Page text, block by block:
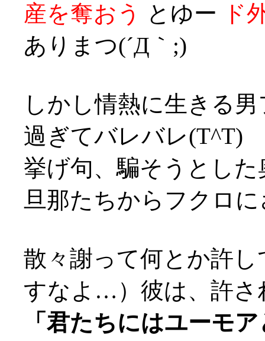
産を奪おう
とゆー
ド
ありまつ(´Д｀;)
しかし情熱に生きる
過ぎてバレバレ(T^T)
挙げ句、騙そうとし
旦那たちからフクロ
散々謝って何とか許
すなよ…）彼は、許さ
「君たちにはユーモ